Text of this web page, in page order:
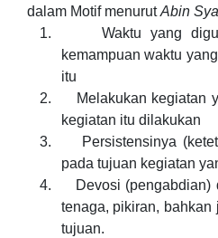
dalam Motif menurutAbin
1.
Waktu yang
kemampuan waktu
itu
2.
Melakukan kegiatan
kegiatan itu dilakukan
3.
Persistensinya
pada tujuan kegiatan
4.
Devosi (pengabdian)
tenaga, pikiran, bahkan
tujuan.